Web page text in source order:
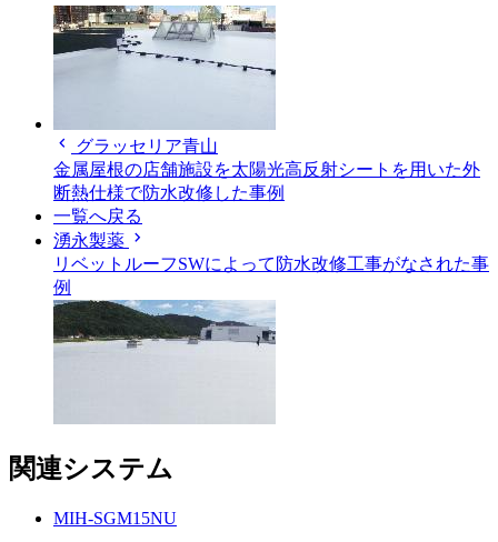
chevron_left
グラッセリア青山
金属屋根の店舗施設を太陽光高反射シートを用いた外
断熱仕様で防水改修した事例
一覧へ戻る
湧永製薬 chevron_right
リベットルーフSWによって防水改修工事がなされた事
例
関連システム
MIH-SGM15NU